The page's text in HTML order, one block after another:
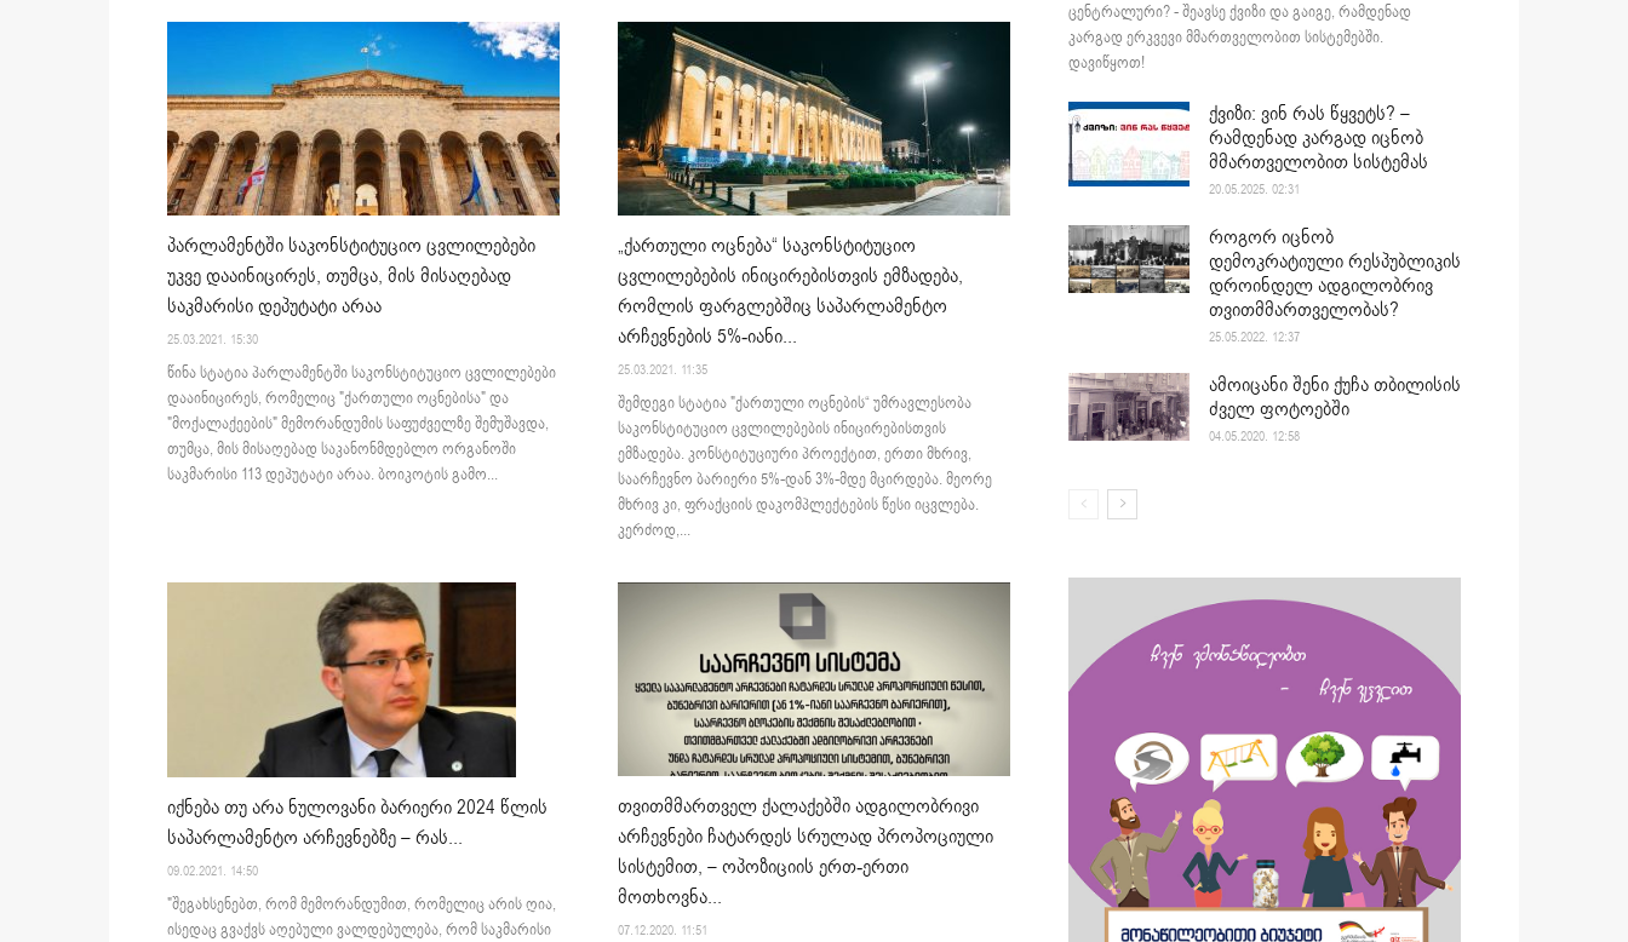
პარლამენტში საკონსტიტუციო ცვლილებები
უკვე დააინიცირეს, თუმცა, მის მისაღებად
საკმარისი დეპუტატი არაა
25.03.2021. 15:30
წინა სტატია პარლამენტში საკონსტიტუციო ცვლილებები
დააინიცირეს, რომელიც "ქართული ოცნებისა" და
"მოქალაქეების" მემორანდუმის საფუძველზე შემუშავდა,
თუმცა, მის მისაღებად საკანონმდებლო ორგანოში
საკმარისი 113 დეპუტატი არაა. ბოიკოტის გამო...
„ქართული ოცნება“ საკონსტიტუციო
ცვლილებების ინიცირებისთვის ემზადება,
რომლის ფარგლებშიც საპარლამენტო
არჩევნების 5%-იანი...
25.03.2021. 11:35
შემდეგი სტატია "ქართული ოცნების“ უმრავლესობა
საკონსტიტუციო ცვლილებების ინიცირებისთვის
ემზადება. კონსტიტუციური პროექტით, ერთი მხრივ,
საარჩევნო ბარიერი 5%-დან 3%-მდე მცირდება. მეორე
მხრივ კი, ფრაქციის დაკომპლექტების წესი იცვლება.
კერძოდ,...
იქნება თუ არა ნულოვანი ბარიერი 2024 წლის
საპარლამენტო არჩევნებზე – რას...
09.02.2021. 14:50
"შეგახსენებთ, რომ მემორანდუმით, რომელიც არის ღია,
ისედაც გვაქვს აღებული ვალდებულება, რომ საკმარისი
თვითმმართველ ქალაქებში ადგილობრივი
არჩევნები ჩატარდეს სრულად პროპოციული
სისტემით, – ოპოზიციის ერთ-ერთი
მოთხოვნა...
07.12.2020. 11:51
ცენტრალური? - შეავსე ქვიზი და გაიგე, რამდენად
კარგად ერკვევი მმართველობით სისტემებში.
დავიწყოთ!
ქვიზი: ვინ რას წყვეტს? –
რამდენად კარგად იცნობ
მმართველობით სისტემას
20.05.2025. 02:31
როგორ იცნობ
დემოკრატიული რესპუბლიკის
დროინდელ ადგილობრივ
თვითმმართველობას?
25.05.2022. 12:37
ამოიცანი შენი ქუჩა თბილისის
ძველ ფოტოებში
04.05.2020. 12:58